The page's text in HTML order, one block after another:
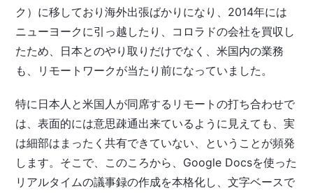
ク）に移しており海外出張ばかりになり、2014年には
ニューヨークに引っ越したり、コロラドの会社を買収し
たため、日本とのやり取りだけでなく、米国内の業務
も、リモートワークが当たり前になっていました。
特に日本人と米国人が同席するリモートの打ち合わせで
は、表面的には意思疎通出来ているように見えても、実
は細部はまったく共有できていない、ということが頻発
します。そこで、このころから、Google Docsを使った
リアルタイムの議事録の作成を本格化し、文字ベースで